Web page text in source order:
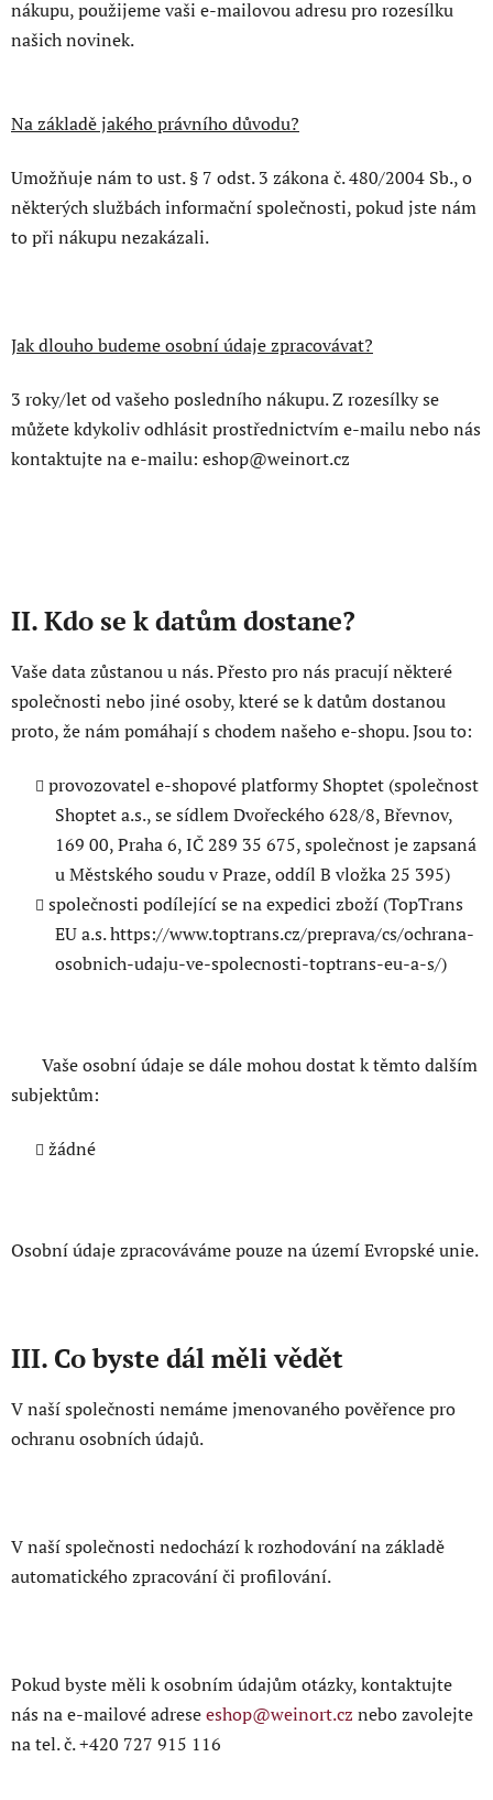
nákupu, použijeme vaši e-mailovou adresu pro rozesílku
našich novinek.
Na základě jakého právního důvodu?
Umožňuje nám to ust. § 7 odst. 3 zákona č. 480/2004 Sb., o
některých službách informační společnosti, pokud jste nám
to při nákupu nezakázali.
Jak dlouho budeme osobní údaje zpracovávat?
3 roky/let od vašeho posledního nákupu. Z rozesílky se
můžete kdykoliv odhlásit prostřednictvím e-mailu nebo nás
kontaktujte na e-mailu: eshop@weinort.cz
II. Kdo se k datům dostane?
Vaše data zůstanou u nás. Přesto pro nás pracují některé
společnosti nebo jiné osoby, které se k datům dostanou
proto, že nám pomáhají s chodem našeho e-shopu. Jsou to:
provozovatel e-shopové platformy Shoptet (společnost
Shoptet a.s., se sídlem Dvořeckého 628/8, Břevnov,
169 00, Praha 6, IČ 289 35 675, společnost je zapsaná
u Městského soudu v Praze, oddíl B vložka 25 395)
společnosti podílející se na expedici zboží (TopTrans
EU a.s. https://www.toptrans.cz/preprava/cs/ochrana-
osobnich-udaju-ve-spolecnosti-toptrans-eu-a-s/)
Vaše osobní údaje se dále mohou dostat k těmto dalším
subjektům:
žádné
Osobní údaje zpracováváme pouze na území Evropské unie.
III. Co byste dál měli vědět
V naší společnosti nemáme jmenovaného pověřence pro
ochranu osobních údajů.
V naší společnosti nedochází k rozhodování na základě
automatického zpracování či profilování.
Pokud byste měli k osobním údajům otázky, kontaktujte
nás na e-mailové adreseeshop@weinort.cz nebo zavolejte
na tel. č.+420 727 915 116